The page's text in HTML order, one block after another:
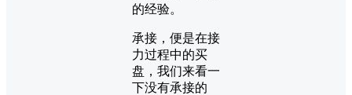
的经验。
承接，便是在接
力过程中的买
盘，我们来看一
下没有承接的